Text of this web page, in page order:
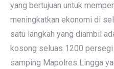
yang bertujuan untuk
meningkatkan ekonomi di
satu langkah yang diambil
kosong seluas 1200 persegi
samping Mapolres Lingga